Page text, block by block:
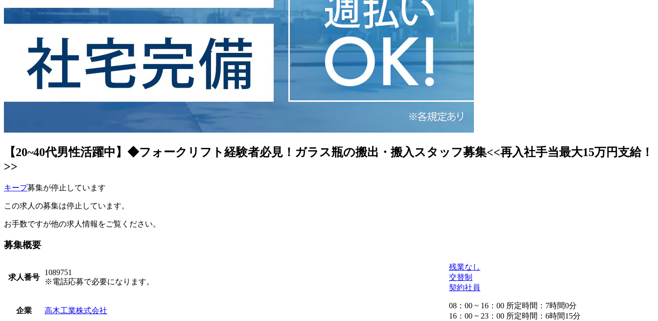
【20~40代男性活躍中】◆フォークリフト経験者必見！ガラス瓶の搬出・搬入スタッフ募集<<再入社手当最大15万円支給！
>>
キープ募集が停止しています
この求人の募集は停止しています。
お手数ですが他の求人情報をご覧ください。
募集概要
求人番号
1089751
※電話応募で必要になります。
企業 高木工業株式会社
残業なし
交替制
契約社員
08：00 ~ 16：00 所定時間：7時間0分
16：00 ~ 23：00 所定時間：6時間15分